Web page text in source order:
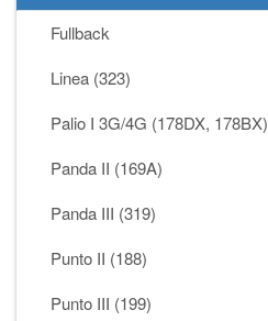
Fullback
Linea (323)
Palio I 3G/4G (178DX, 178BX)
Panda II (169A)
Panda III (319)
Punto II (188)
Punto III (199)